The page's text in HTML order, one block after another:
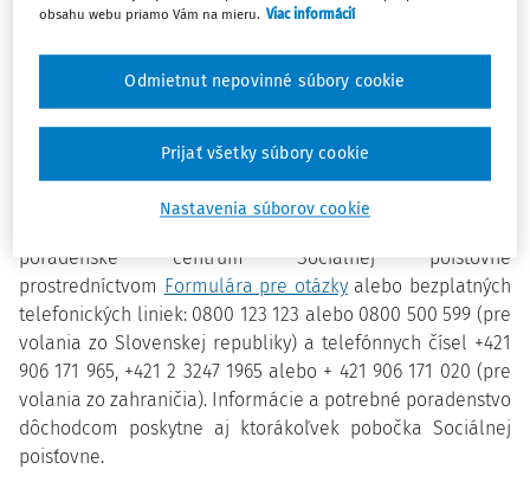
jednoduchý – dôchodcovia využijú elektronický formulár
Oznamovanie dôchodku zo zahraničia (e-formulár)
Vyplnia v ňom základné identifikačné údaje, výšku
naposledy vyplateného dôchodku z cudziny a e-formulár
odošlú do Sociálnej poisťovne.
V prípade otázok ohľadom vyplnenia alebo odoslania e-
poradenské centrum Sociálnej poisťovne
prostredníctvom Formulára pre otázkyalebo bezplatných
telefonických liniek: 0800 123 123 alebo 0800 500 599 (pre
volania zo Slovenskej republiky) a telefónnych čísel +421
906 171 965, +421 2 3247 1965 alebo + 421 906 171 020 (pre
volania zo zahraničia). Informácie a potrebné poradenstvo
dôchodcom poskytne aj ktorákoľvek pobočka Sociálnej
poisťovne.
obsahu webu priamo Vám na mieru. Viac informácií
Nastavenia súborov cookie
Odmietnut nepovinné súbory cookie
Prijať všetky súbory cookie